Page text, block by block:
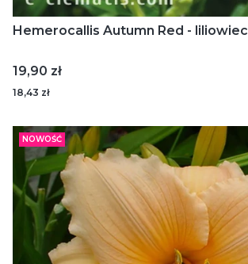
Hemerocallis Autumn Red - liliowiec
Cena
19,90 zł
18,43 zł
NOWOŚĆ